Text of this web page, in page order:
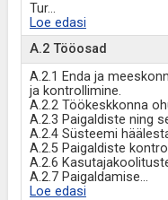
Tur...
Loe edasi
A.2 Tööosad
A.2.1 Enda ja
ja kontrollimine.
A.2.2 Töökeskkonna
A.2.3 Paigaldiste ning
A.2.4 Süsteemi
A.2.5 Paigaldiste
A.2.6
A.2.7 Paigaldamise...
Loe edasi